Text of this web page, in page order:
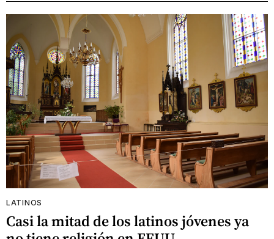
LATINOS
Casi la mitad de los latinos jóvenes ya